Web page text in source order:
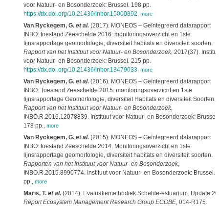
voor Natuur- en Bosonderzoek: Brussel. 198 pp.
https://dx.doi.org/10.21436/inbor.15000892 more
Van Ryckegem, G. et al.(2017). MONEOS – Geïntegreerd datarapport
INBO: toestand Zeeschelde 2016: monitoringsoverzicht en 1ste
lijnsrapportage geomorfologie, diversiteit habitats en diversiteit soorten.
Rapport van het Instituut voor Natuur- en Bosonderzoek, 2017(37).
voor Natuur- en Bosonderzoek: Brussel. 215 pp.
https://dx.doi.org/10.21436/inbor.13479033, more
Van Ryckegem, G. et al.(2016). MONEOS – Geïntegreerd datarapport
INBO: Toestand Zeeschelde 2015: monitoringsoverzicht en 1ste
lijnsrapportage Geomorfologie, diversiteit Habitats en diversiteit Soorten.
Rapport van het Instituut voor Natuur- en Bosonderzoek,
INBO.R.2016.12078839. Instituut voor Natuur- en Bosonderzoek: Brussel.
178 pp. more
Van Ryckegem, G. et al.(2015). MONEOS – Geïntegreerd datarapport
INBO: toestand Zeeschelde 2014. Monitoringsoverzicht en 1ste
lijnsrapportage geomorfologie, diversiteit habitats en diversiteit soorten.
Rapporten van het Instituut voor Natuur- en Bosonderzoek,
INBO.R.2015.8990774. Instituut voor Natuur- en Bosonderzoek: Brussel.
pp. more
Maris, T. et al.(2014). Evaluatiemethodiek Schelde-estuarium. Update
Report Ecosystem Management Research Group ECOBE, 014-R175.